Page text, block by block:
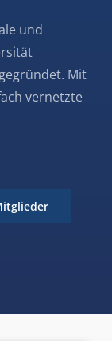
und
Mit
vernetzte